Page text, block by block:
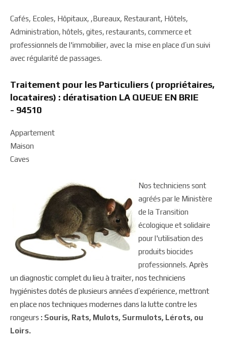
Cafés, Ecoles, Hôpitaux, ,Bureaux, Restaurant, Hôtels,
Administration, hôtels, gites, restaurants, commerce et
professionnels de l'immobilier, avec la mise en place d’un suivi
avec régularité de passages.
Traitement pour les Particuliers ( propriétaires,
locataires) : dératisation LA QUEUE EN BRIE
- 94510
Appartement
Maison
Caves
Nos techniciens sont
agréés par le Ministère
de la Transition
écologique et solidaire
pour l'utilisation des
produits biocides
professionnels. Après
un diagnostic complet du lieu à traiter, nos techniciens
hygiénistes dotés de plusieurs années d’expérience, mettront
en place nos techniques modernes dans la lutte contre les
rongeurs : Souris, Rats, Mulots, Surmulots, Lérots, ou
Loirs.